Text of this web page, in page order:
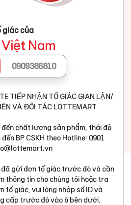
giác của
Nam
0909386810
TIẾP NHẬN TỐ GIÁC GIAN LẬN/
VÀ ĐỐI TÁC LOTTEMART
đến chất lượng sản phẩm, thái độ
BP CSKH theo Hotline: 0901
gửi đơn tố giác trước đó và cần
thông tin cho chúng tôi hoặc tra
tố giác, vui lòng nhập số ID và
cấp trước đó vào ô bên dưới.